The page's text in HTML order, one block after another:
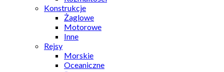
Konstrukcje
Żaglowe
Motorowe
Inne
Rejsy
Morskie
Oceaniczne